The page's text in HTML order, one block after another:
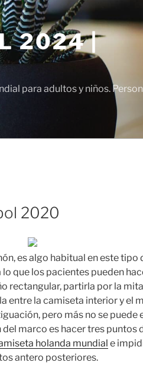
2024 |
para adultos y niños.
2020
es algo habitual en este tipo
que los pacientes pueden
rectangular, partirla por la
entre la camiseta interior y el
pero más no se puede
marco es hacer tres puntos
holanda mundial e
antero posteriores.